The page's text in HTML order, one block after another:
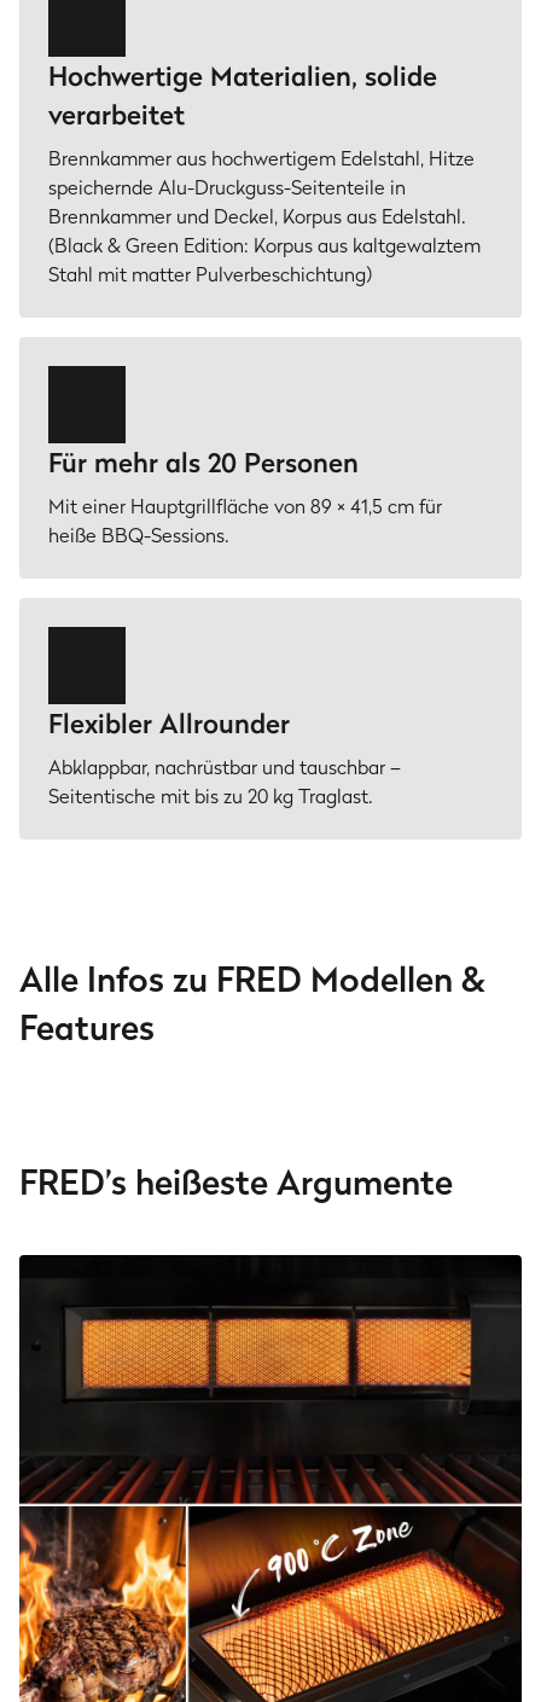
Hochwertige Materialien, solide
verarbeitet
Brennkammer aus hochwertigem Edelstahl, Hitze
speichernde Alu-Druckguss-Seitenteile in
Brennkammer und Deckel, Korpus aus Edelstahl.
(Black & Green Edition: Korpus aus kaltgewalztem
Stahl mit matter Pulverbeschichtung)
Für mehr als 20 Personen
Mit einer Hauptgrillfläche von 89 × 41,5 cm für
heiße BBQ-Sessions.
Flexibler Allrounder
Abklappbar, nachrüstbar und tauschbar –
Seitentische mit bis zu 20 kg Traglast.
Alle Infos zu FRED Modellen &
Features
FRED’s heißeste Argumente